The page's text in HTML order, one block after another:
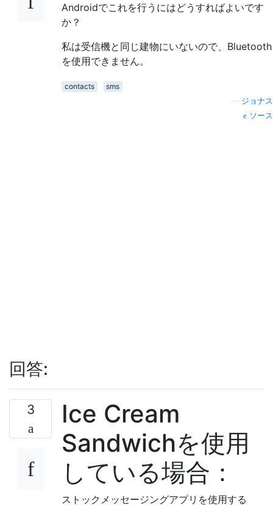
Androidでこれを行うにはどうすればよいです
か？
私は受信機と同じ建物にいないので、Bluetooth
を使用できません。
contacts
sms
ジョナス
ソース
回答:
3
Ice Cream
Sandwichを使用
している場合：
ストックメッセージングアプリを使用する